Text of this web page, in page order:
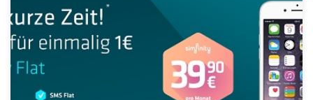
Aktuell gibt es sensationell günstige Angebote bei simfinity. Das
Samsung Galaxy S6, das Samsung Galaxy S6 Edge, das iPhone 6 und
das iPhone 6s sind für einmalig nur 1 Euro inklusive 2GB simfinity-
Flat erhältlich. Außerdem gibt es zusätzlich ab heute eine tolle Aktion